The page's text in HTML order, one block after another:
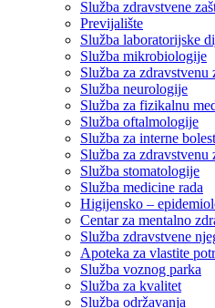
Služba zdravstvene
Previjalište
Služba laboratorijske
Služba mikrobiologije
Služba za
Služba neurologije
Služba za fizikalnu
Služba oftalmologije
Služba za interne
Služba za zdravstvenu
Služba stomatologije
Služba medicine rada
Higijensko –
Centar za mentalno
Služba zdravstvene
Apoteka za vlastite
Služba voznog parka
Služba za kvalitet
Služba održavanja